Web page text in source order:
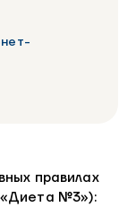
правилах
№3»):